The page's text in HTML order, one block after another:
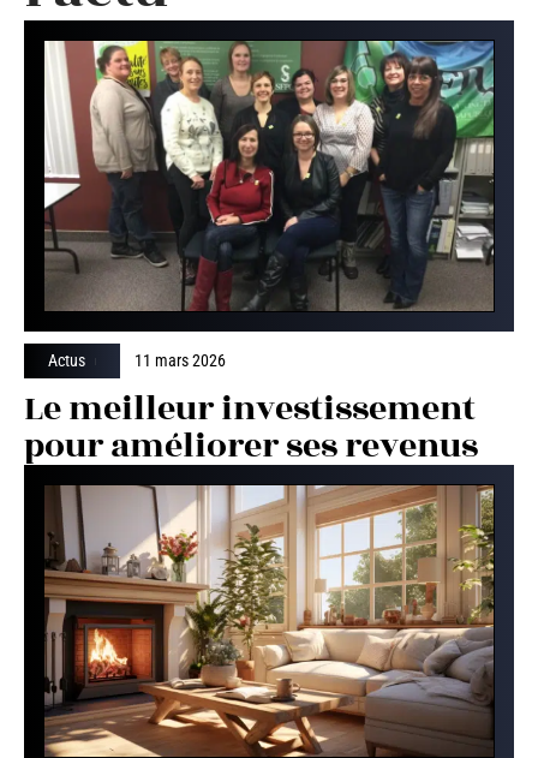
Actus 11 mars 2026
Le meilleur investissement
pour améliorer ses revenus